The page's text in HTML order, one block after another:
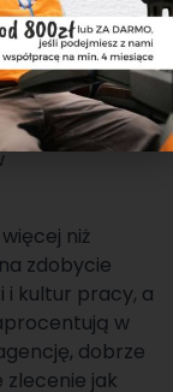
się
zaczyna od
lub stanowisku
CV, który
niż
zdobycie
i kultur pracy, a
w
dobrze
zlecenie jak